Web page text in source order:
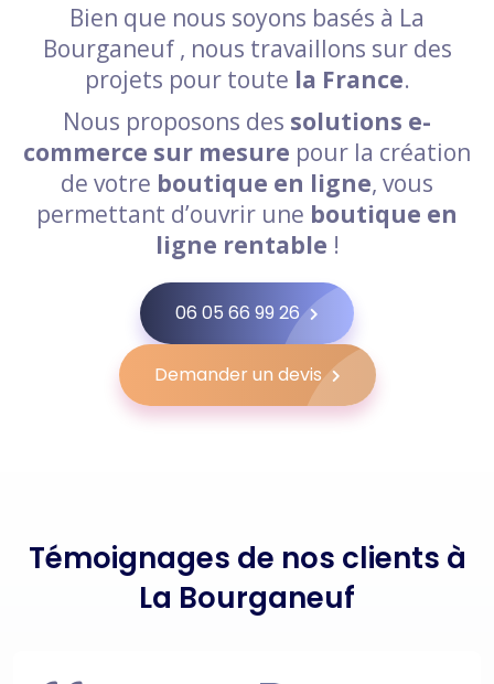
Bien que nous soyons basés à La
Bourganeuf , nous travaillons sur des
projets pour toute la France.
Nous proposons des solutions e-
commerce sur mesure pour la création
de votre boutique en ligne, vous
permettant d’ouvrir une boutique en
ligne rentable !
06 05 66 99 26
Demander un devis
Témoignages de nos clients à
La Bourganeuf